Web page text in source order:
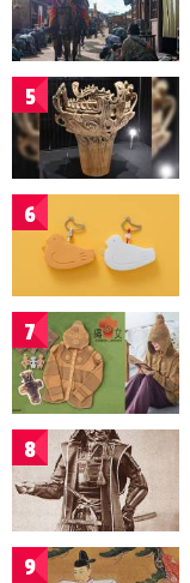
5
6
7
8
9